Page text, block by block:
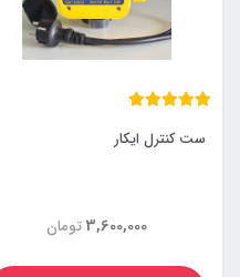
ست کنترل ایکار
تومان3,600,000